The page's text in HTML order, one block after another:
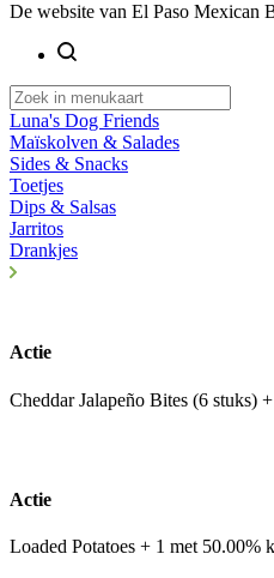
De website van El Paso Mexican
Luna's Dog Friends
Maïskolven & Salades
Sides & Snacks
Toetjes
Dips & Salsas
Jarritos
Drankjes
Actie
Cheddar Jalapeño Bites (6 stuks)
Actie
Loaded Potatoes + 1 met 50.00%